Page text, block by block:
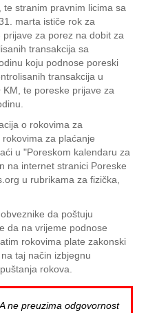
stranim pravnim licima sa
marta ističe rok za
za porez na dobit za
transakcija sa
koju podnose poreski
transakcija u
te poreske prijave za
o rokovima za
za plaćanje
u "Poreskom kalendaru za
na internet stranici Poreske
u rubrikama za fizička,
da poštuju
da na vrijeme podnose
rokovima plate zakonski
taj način izbjegnu
rokova.
ne preuzima odgovornost